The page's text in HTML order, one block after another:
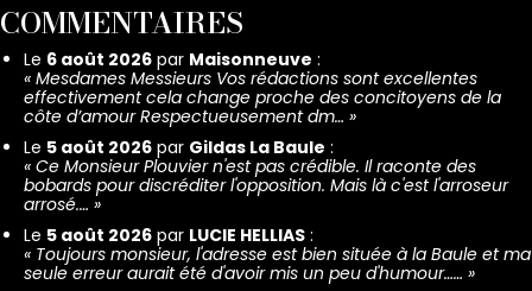
COMMENTAIRES
Le 6 août 2026 par Maisonneuve :
« Mesdames Messieurs Vos rédactions sont excellentes
effectivement cela change proche des concitoyens de la
côte d’amour Respectueusement dm… »
Le 5 août 2026 par Gildas La Baule :
« Ce Monsieur Plouvier n'est pas crédible. Il raconte des
bobards pour discréditer l'opposition. Mais là c'est l'arroseur
arrosé.… »
Le 5 août 2026 par LUCIE HELLIAS :
« Toujours monsieur, l'adresse est bien située à la Baule et ma
seule erreur aurait été d'avoir mis un peu d'humour…… »